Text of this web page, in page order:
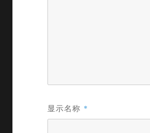
显示名称 *